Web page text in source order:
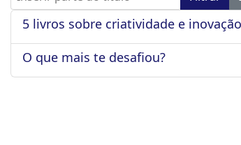
5 livros sobre criatividade e inovação
O que mais te desafiou?